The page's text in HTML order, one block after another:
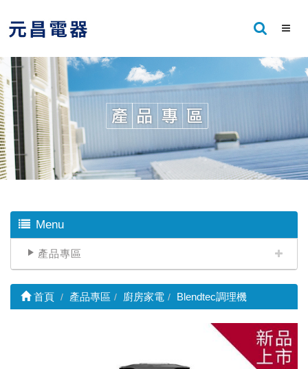
Menu
產品專區
首頁 產品專區 廚房家電 Blendtec調理機